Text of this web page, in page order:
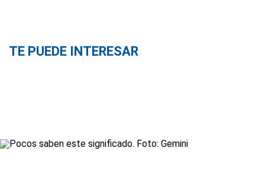
TE PUEDE INTERESAR